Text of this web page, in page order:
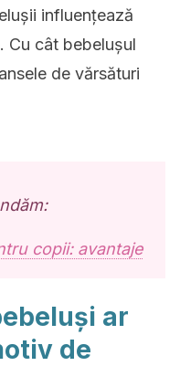
influențează
Cu cât bebelușul
de vărsături
copii: avantaje
ar
de